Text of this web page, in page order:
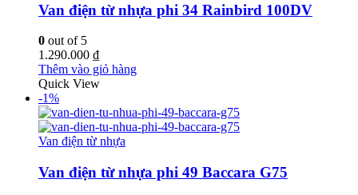
Van điện từ nhựa phi 34 Rainbird 100DV
0 out of 5
1.290.000 ₫
Thêm vào giỏ hàng
Quick View
-1%
Van điện từ nhựa
Van điện từ nhựa phi 49 Baccara G75